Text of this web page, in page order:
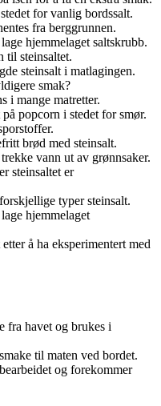
for vanlig bordssalt.
fra berggrunnen.
hjemmelaget saltskrubb.
til steinsaltet.
steinsalt i matlagingen.
smak?
i mange matretter.
popcorn i stedet for smør.
brød med steinsalt.
vann ut av grønnsaker.
steinsaltet er
typer steinsalt.
hjemmelaget
å ha eksperimentert med
fra havet og brukes i
til maten ved bordet.
og forekommer